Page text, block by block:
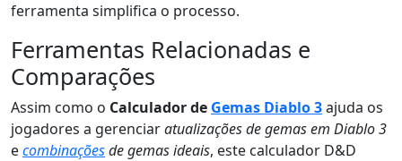
ferramenta simplifica o processo.
Ferramentas Relacionadas e
Comparações
Assim como o Calculador de Gemas Diablo 3ajuda os
jogadores a gerenciaratualizações de gemas em Diablo 3
ecombinaçõesde gemas ideais, este calculador D&D